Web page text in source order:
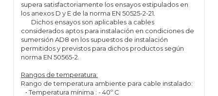
supera satisfactoriamente los ensayos estipulados en
los anexos D y E de la norma EN 50525-2-21.
Dichos ensayos son aplicables a cables
considerados aptos para instalación en condiciones de
sumersión AD8 en los supuestos de instalación
permitidos y previstos para dichos productos según
norma EN 50565-2.
Rangos de temperatura:
Rango de temperatura ambiente para cable instalado:
• Temperatura mínima : - 40º C